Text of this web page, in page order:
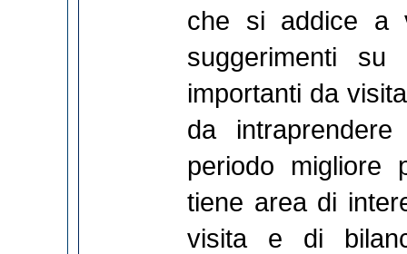
che si addice a
suggerimenti
importanti da
da
periodo migliore
tiene area di
visita e di